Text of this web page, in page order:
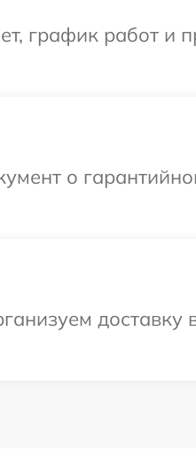
график работ и
о
доставку